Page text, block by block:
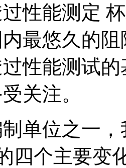
性能测定
最悠久的
性能测试
关注。
单位之一
四个主要变